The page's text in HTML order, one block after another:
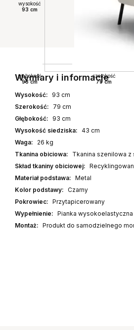
Wymiary i informacje
wysokość
93 cm
szerokość
79 cm
głębokość
93 cm
Wysokość:
93 cm
Szerokość:
79 cm
Głębokość:
93 cm
Wysokość siedziska: 43 cm
Waga:
26 kg
Tkanina obiciowa:
Tkanina szenilowa z
Skład tkaniny obiciowej:
Materiał podstawa: Metal
Kolor podstawy: Czarny
Pokrowiec: Przytapicerowany
Wypełnienie: Pianka wysokoelastyczna
Montaż: Produkt do samodzielnego